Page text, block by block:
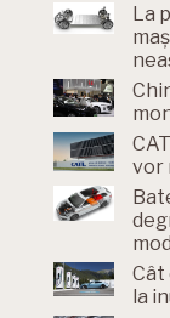
La
vor
Cât
la